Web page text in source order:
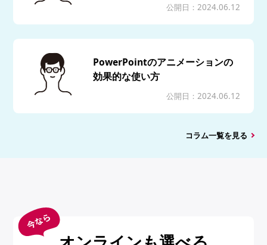
公開日：2024.06.12
PowerPointのアニメーションの
効果的な使い方
公開日：2024.06.12
コラム一覧を見る